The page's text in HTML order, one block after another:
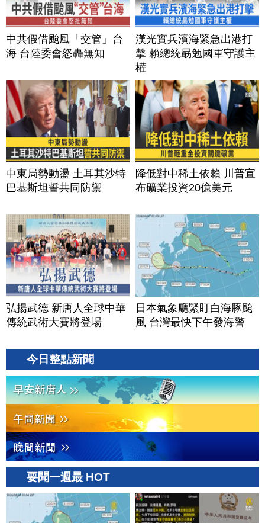
中共假借颱風「交管」台
海 台陸委會怒轟無知
漢光實兵濱海緊急出港打
擊 賴總統勗勉國軍守護主
權
中東局勢動盪 土耳其沙特
巴基斯坦誓共同防禦
降低對中稀土依賴 川普宣
布礦業投資20億美元
弘揚武德 新唐人全球中華
傳統武術大賽將登場
日本氣象廳緊盯白海豚颱
風 台灣最快下午發海警
今日整點新聞
要聞一週最 HOT